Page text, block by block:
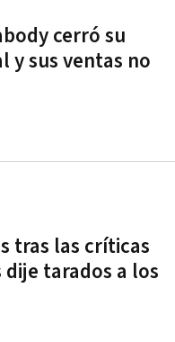
cerró su
y sus ventas no
tras las críticas
tarados a los